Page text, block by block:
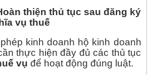
thiện thủ tục sau đăng ký
vụ thuế
kinh doanh hộ kinh doanh
thực hiện đầy đủ các thủ tục
vụ để hoạt động đúng luật.